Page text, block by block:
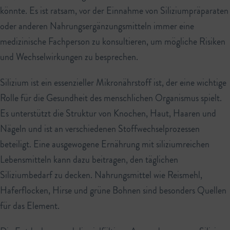
könnte. Es ist ratsam, vor der Einnahme von Siliziumpräparaten
oder anderen Nahrungsergänzungsmitteln immer eine
medizinische Fachperson zu konsultieren, um mögliche Risiken
und Wechselwirkungen zu besprechen.
Silizium ist ein essenzieller Mikronährstoff ist, der eine wichtige
Rolle für die Gesundheit des menschlichen Organismus spielt.
Es unterstützt die Struktur von Knochen, Haut, Haaren und
Nägeln und ist an verschiedenen Stoffwechselprozessen
beteiligt. Eine ausgewogene Ernährung mit siliziumreichen
Lebensmitteln kann dazu beitragen, den täglichen
Siliziumbedarf zu decken. Nahrungsmittel wie Reismehl,
Haferflocken, Hirse und grüne Bohnen sind besonders Quellen
für das Element.